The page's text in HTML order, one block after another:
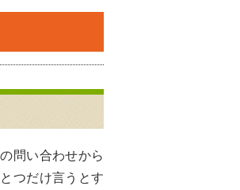
問い合わせから
つだけ言うとす